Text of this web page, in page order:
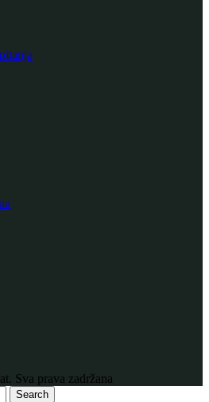
Sva prava zadržana
Search